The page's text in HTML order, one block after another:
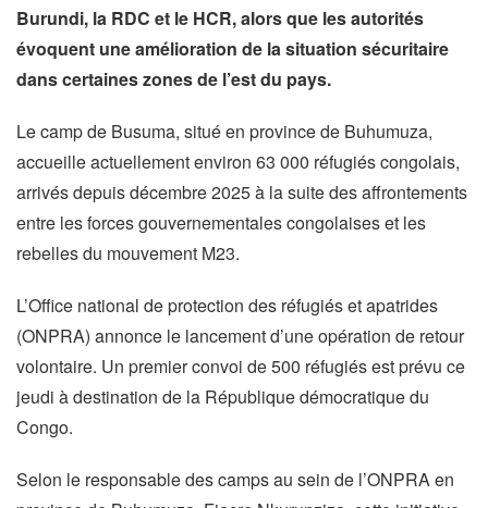
Burundi, la RDC et le HCR, alors que les autorités
évoquent une amélioration de la situation sécuritaire
dans certaines zones de l’est du pays.
Le camp de Busuma, situé en province de Buhumuza,
accueille actuellement environ 63 000 réfugiés congolais,
arrivés depuis décembre 2025 à la suite des affrontements
entre les forces gouvernementales congolaises et les
rebelles du mouvement M23.
L’Office national de protection des réfugiés et apatrides
(ONPRA) annonce le lancement d’une opération de retour
volontaire. Un premier convoi de 500 réfugiés est prévu ce
jeudi à destination de la République démocratique du
Congo.
Selon le responsable des camps au sein de l’ONPRA en